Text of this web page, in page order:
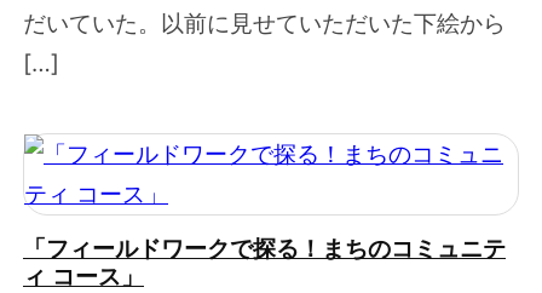
だいていた。以前に見せていただいた下絵から
[…]
「フィールドワークで探る！まちのコミュニテ
ィ コース」